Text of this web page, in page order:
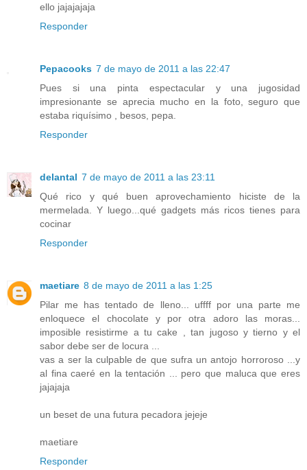
ello jajajajaja
Responder
Pepacooks 7 de mayo de 2011 a las 22:47
Pues si una pinta espectacular y una jugosidad
impresionante se aprecia mucho en la foto, seguro que
estaba riquísimo , besos, pepa.
Responder
delantal 7 de mayo de 2011 a las 23:11
Qué rico y qué buen aprovechamiento hiciste de la
mermelada. Y luego...qué gadgets más ricos tienes para
cocinar
Responder
maetiare 8 de mayo de 2011 a las 1:25
Pilar me has tentado de lleno... uffff por una parte me
enloquece el chocolate y por otra adoro las moras...
imposible resistirme a tu cake , tan jugoso y tierno y el
sabor debe ser de locura ...
vas a ser la culpable de que sufra un antojo horroroso ...y
al fina caeré en la tentación ... pero que maluca que eres
jajajaja
un beset de una futura pecadora jejeje
maetiare
Responder